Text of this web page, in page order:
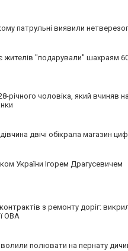
патрульні виявили
жителів "подарували" шахраям
річного чоловіка, який вчиняв
двічі обікрала магазин
України Ігорем Драгусевичем
з ремонту доріг:
ОВА
полювати на пернату